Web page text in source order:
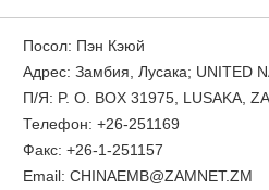
Посол: Пэн Кэюй
Адрес: Замбия, Лусака; UNITED
П/Я: P. O. BOX 31975, LUSAKA,
Телефон: +26-251169
Факс: +26-1-251157
Email: CHINAEMB@ZAMNET.ZM